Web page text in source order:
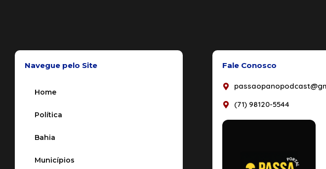
Navegue pelo Site
Home
Política
Bahia
Municípios
Fale Conosco
(71) 98120-5544